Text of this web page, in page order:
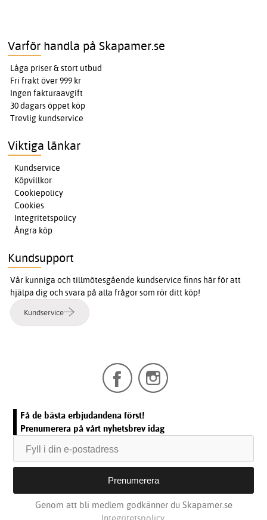
Varför handla på Skapamer.se
Låga priser & stort utbud
Fri frakt över 999 kr
Ingen fakturaavgift
30 dagars öppet köp
Trevlig kundservice
Viktiga länkar
Kundservice
Köpvillkor
Cookiepolicy
Cookies
Integritetspolicy
Ångra köp
Kundsupport
Vår kunniga och tillmötesgående kundservice finns här för att
hjälpa dig och svara på alla frågor som rör ditt köp!
Kundservice
Få de bästa erbjudandena först!
Prenumerera på vårt nyhetsbrev idag
Genom att bli medlem godkänner du Skapamer.se
Integritetspolicy.